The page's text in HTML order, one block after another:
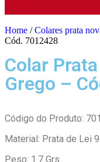
Home /Colares prata
Cód. 7012428
Colar
Grego –
Código do Produto:
Material: Prata de Lei
Peso: 1.7 Grs